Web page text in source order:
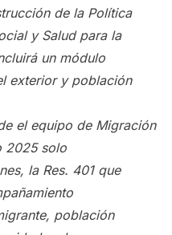
de la Política
y Salud para la
un módulo
exterior y población
el equipo de Migración
2025 solo
la Res. 401 que
población